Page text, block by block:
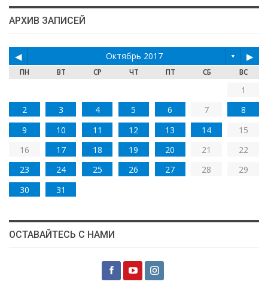
АРХИВ ЗАПИСЕЙ
◀ Октябрь 2017 ▼ ▶
ПН ВТ СР ЧТ ПТ СБ ВС
1
2
3 4 5 6 7
8
9
10 11 12 13 14
15
16
17 18 19 20 21
22
23
24 25 26 27 28
29
30
31
ОСТАВАЙТЕСЬ С НАМИ